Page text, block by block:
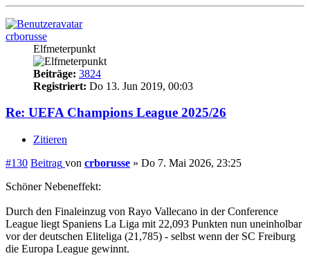
crborusse
Elfmeterpunkt
Beiträge: 3824
Registriert: Do 13. Jun 2019, 00:03
Re: UEFA Champions League 2025/26
Zitieren
#130 Beitrag von crborusse » Do 7. Mai 2026, 23:25
Schöner Nebeneffekt:
Durch den Finaleinzug von Rayo Vallecano in der Conference
League liegt Spaniens La Liga mit 22,093 Punkten nun uneinholbar
vor der deutschen Eliteliga (21,785) - selbst wenn der SC Freiburg
die Europa League gewinnt.